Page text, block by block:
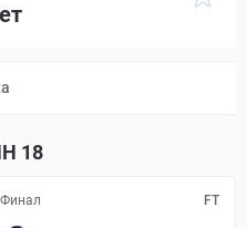
18
Финал FT